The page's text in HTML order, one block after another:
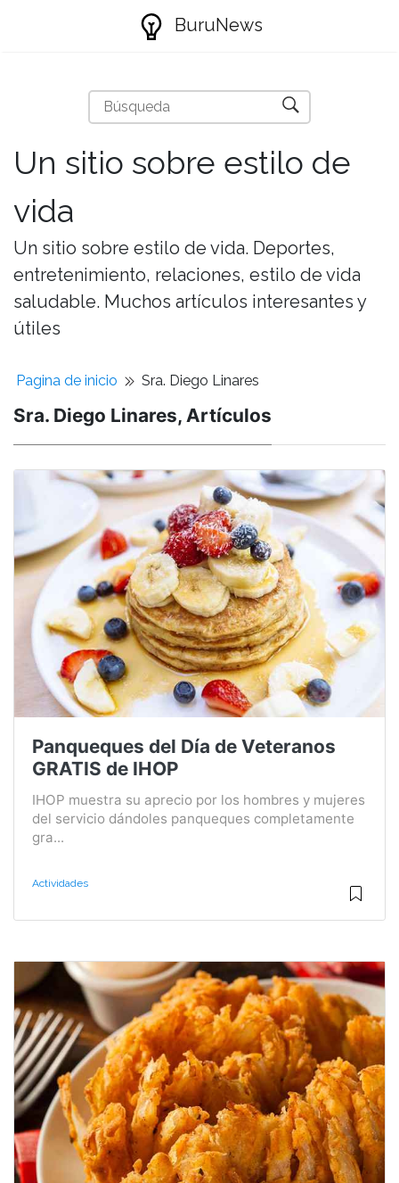
BuruNews
Un sitio sobre estilo de
vida
Un sitio sobre estilo de vida. Deportes,
entretenimiento, relaciones, estilo de vida
saludable. Muchos artículos interesantes y
útiles
Pagina de inicio Sra. Diego Linares
Sra. Diego Linares, Artículos
Panqueques del Día de Veteranos
GRATIS de IHOP
IHOP muestra su aprecio por los hombres y mujeres
del servicio dándoles panqueques completamente
gra...
Actividades